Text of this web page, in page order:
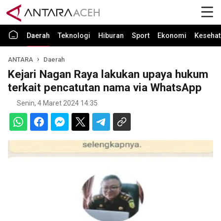
Daerah Teknologi Hiburan Sport Ekonomi
ANTARA Daerah
Kejari Nagan Raya lakukan upaya hukum
terkait pencatutan nama via WhatsApp
Senin, 4 Maret 2024 14:35